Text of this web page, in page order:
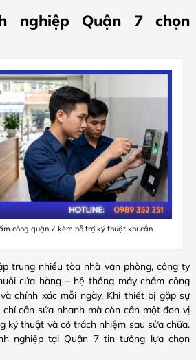
nghiệp Quận 7 chọn
công quận 7 kèm hỗ trợ kỹ thuật khi cần
trung nhiều tòa nhà văn phòng, công ty
cửa hàng – hệ thống máy chấm công
chính xác mỗi ngày. Khi thiết bị gặp sự
cần sửa nhanh mà còn cần một đơn vị
kỹ thuật và có trách nhiệm sau sửa chữa.
nghiệp tại Quận 7 tin tưởng lựa chọn